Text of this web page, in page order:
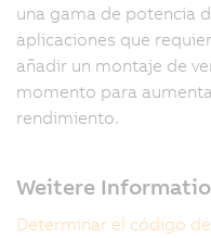
una gama de potencia
aplicaciones que
añadir un montaje de
momento para
rendimiento.
Weitere
Determinar el código